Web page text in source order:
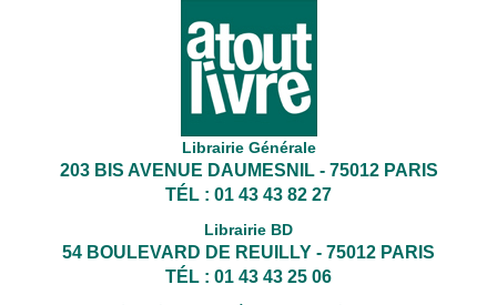
Librairie Générale
203 BIS AVENUE DAUMESNIL - 75012 PARIS
TÉL : 01 43 43 82 27
Librairie BD
54 BOULEVARD DE REUILLY - 75012 PARIS
TÉL : 01 43 43 25 06